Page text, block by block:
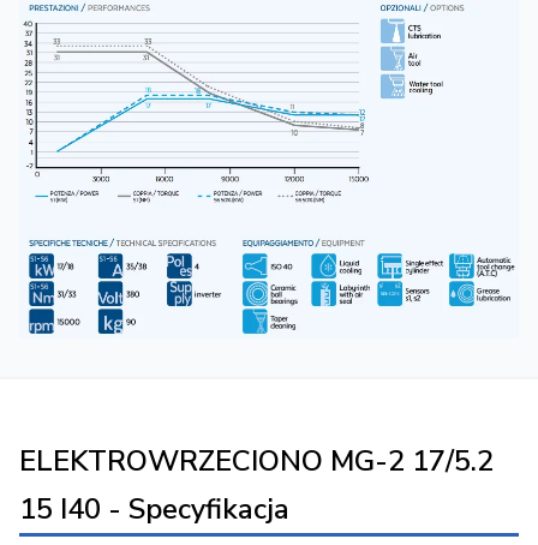
ELEKTROWRZECIONO MG-2 17/5.2
15 I40 - Specyfikacja